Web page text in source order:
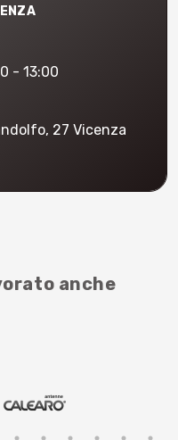
- 13:00
27 Vicenza
anche